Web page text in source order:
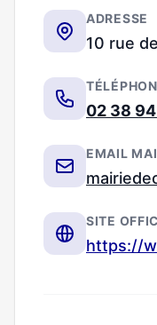
ADRESSE
10 rue
02 38
EMAIL
SITE
https://